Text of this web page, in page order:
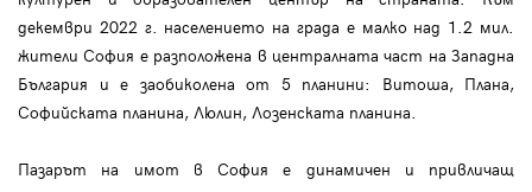
декември 2022 г. населението на града е малко над 1.2 мил.
жители София е разположена в централната част на Западна
България и е заобиколена от 5 планини: Витоша, Плана,
Софийската планина, Люлин, Лозенската планина.
Пазарът на имот в София е динамичен и привличащ